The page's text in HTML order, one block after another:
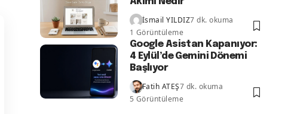
İsmail YILDIZ7 dk. okuma
1 Görüntüleme
Google Asistan Kapanıyor:
4 Eylül’de Gemini Dönemi
Başlıyor
Fatih ATEŞ7 dk. okuma
5 Görüntüleme